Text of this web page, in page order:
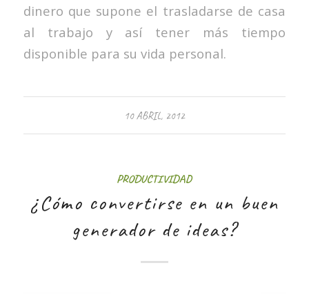
dinero que supone el trasladarse de casa
al trabajo y así tener más tiempo
disponible para su vida personal.
10 ABRIL, 2012
PRODUCTIVIDAD
¿Cómo convertirse en un buen
generador de ideas?